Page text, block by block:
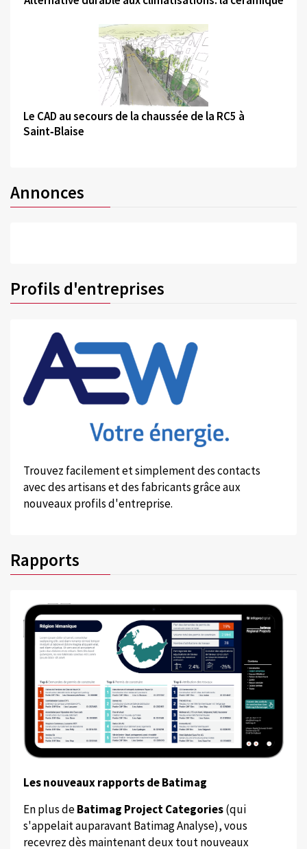
©
Le CAD au secours de la chaussée de la RC5 à
Saint‑Blaise
Annonces
Profils d'entreprises
Trouvez facilement et simplement des contacts
avec des artisans et des fabricants grâce aux
nouveaux profils d'entreprise.
Rapports
Les nouveaux rapports de Batimag
En plus deBatimag Project Categories(qui
s'appelait auparavant Batimag Analyse), vous
recevrez dès maintenant deux tout nouveaux